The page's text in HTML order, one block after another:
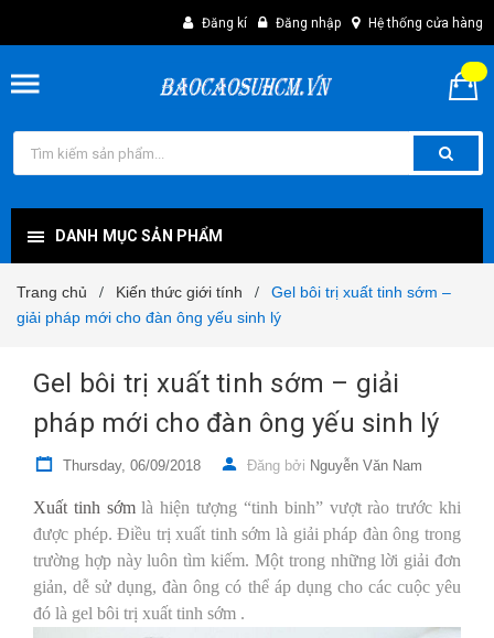
Đăng kí Đăng nhập Hệ thống cửa hàng
DANH MỤC SẢN PHẨM
Trang chủ / Kiến thức giới tính /
Gel bôi trị xuất tinh sớm –
giải pháp mới cho đàn ông yếu sinh lý
Gel bôi trị xuất tinh sớm – giải
pháp mới cho đàn ông yếu sinh lý
Thursday, 06/09/2018 Đăng bởi Nguyễn Văn Nam
Xuất tinh sớmlà hiện tượng “tinh binh” vượt rào trước khi
được phép. Điều trị xuất tinh sớm là giải pháp đàn ông trong
trường hợp này luôn tìm kiếm. Một trong những lời giải đơn
giản, dễ sử dụng, đàn ông có thể áp dụng cho các cuộc yêu
đó là gel bôi trị xuất tinh sớm .